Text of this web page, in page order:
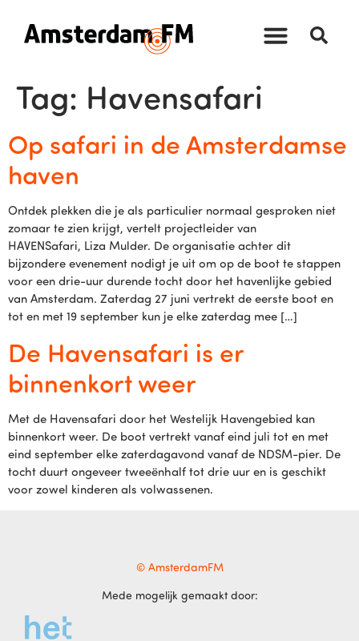
Tag: Havensafari
Op safari in de Amsterdamse
haven
Ontdek plekken die je als particulier normaal gesproken niet
zomaar te zien krijgt, vertelt projectleider van
HAVENSafari, Liza Mulder. De organisatie achter dit
bijzondere evenement nodigt je uit om op de boot te stappen
voor een drie-uur durende tocht door het havenlijke gebied
van Amsterdam. Zaterdag 27 juni vertrekt de eerste boot en
tot en met 19 september kun je elke zaterdag mee […]
De Havensafari is er
binnenkort weer
Met de Havensafari door het Westelijk Havengebied kan
binnenkort weer. De boot vertrekt vanaf eind juli tot en met
eind september elke zaterdagavond vanaf de NDSM-pier. De
tocht duurt ongeveer tweeënhalf tot drie uur en is geschikt
voor zowel kinderen als volwassenen.
© AmsterdamFM
Mede mogelijk gemaakt door: